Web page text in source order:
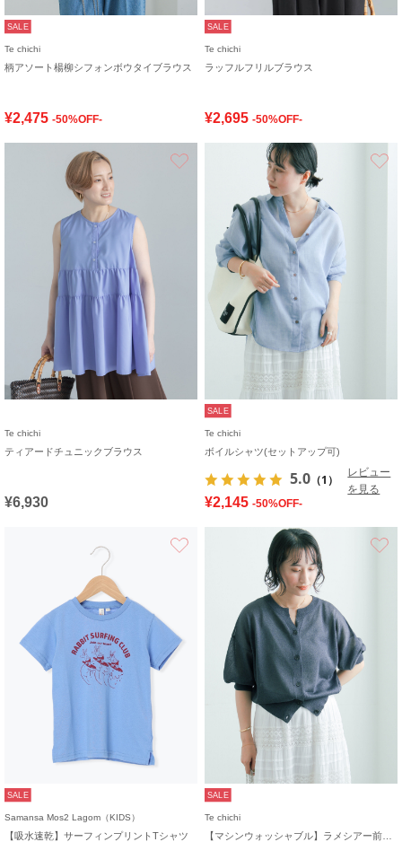
SALE
Te chichi
柄アソート楊柳シフォンボウタイブラウス
¥2,475 -50%OFF-
SALE
Te chichi
ラッフルフリルブラウス
¥2,695 -50%OFF-
Te chichi
ティアードチュニックブラウス
¥6,930
SALE
Te chichi
ボイルシャツ(セットアップ可)
5.0 （1）
レビュー
を見る
¥2,145 -50%OFF-
SALE
Samansa Mos2 Lagom（KIDS）
【吸水速乾】サーフィンプリントTシャツ
SALE
Te chichi